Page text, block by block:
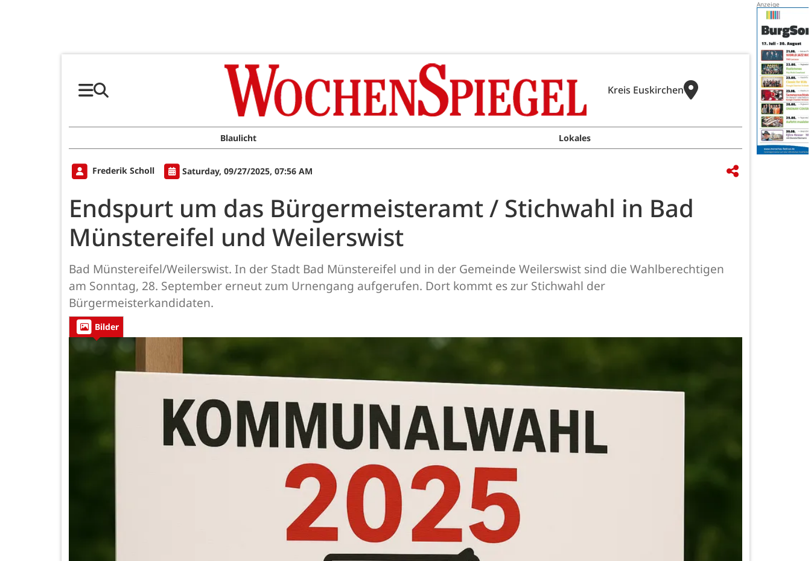
Kreis Euskirchen
Blaulicht Lokales
Frederik Scholl Saturday, 09/27/2025, 07:56 AM
Endspurt um das Bürgermeisteramt / Stichwahl in Bad
Münstereifel und Weilerswist
Bad Münstereifel/Weilerswist. In der Stadt Bad Münstereifel und in der Gemeinde Weilerswist sind die Wahlberechtigen
am Sonntag, 28. September erneut zum Urnengang aufgerufen. Dort kommt es zur Stichwahl der
Bürgermeisterkandidaten.
Bilder